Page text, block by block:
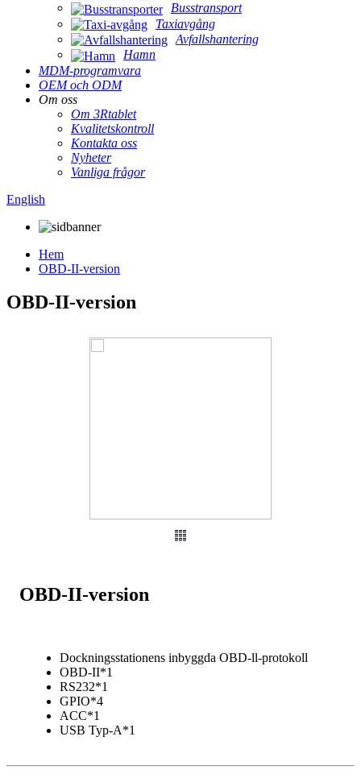
Busstransport
Taxiavgång
Avfallshantering
Hamn
MDM-programvara
OEM och ODM
Om oss
Om 3Rtablet
Kvalitetskontroll
Kontakta oss
Nyheter
Vanliga frågor
English
Hem
OBD-II-version
OBD-II-version
OBD-II-version
Dockningsstationens inbyggda OBD-ll-protokoll
OBD-II*1
RS232*1
GPIO*4
ACC*1
USB Typ-A*1